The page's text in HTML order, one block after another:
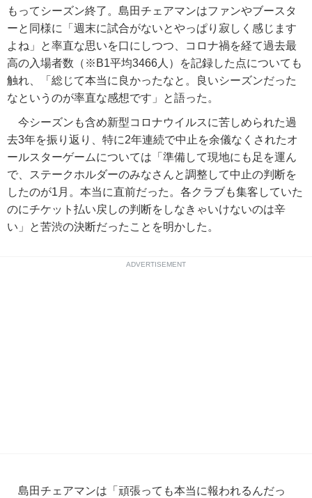
もってシーズン終了。島田チェアマンはファンやブースタ
ーと同様に「週末に試合がないとやっぱり寂しく感じます
よね」と率直な思いを口にしつつ、コロナ禍を経て過去最
高の入場者数（※B1平均3466人）を記録した点についても
触れ、「総じて本当に良かったなと。良いシーズンだった
なというのが率直な感想です」と語った。
今シーズンも含め新型コロナウイルスに苦しめられた過
去3年を振り返り、特に2年連続で中止を余儀なくされたオ
ールスターゲームについては「準備して現地にも足を運ん
で、ステークホルダーのみなさんと調整して中止の判断を
したのが1月。本当に直前だった。各クラブも集客していた
のにチケット払い戻しの判断をしなきゃいけないのは辛
い」と苦渋の決断だったことを明かした。
ADVERTISEMENT
島田チェアマンは「頑張っても本当に報われるんだっ